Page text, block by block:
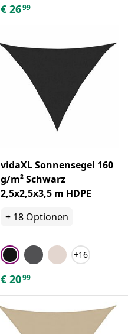
€ 2699
vidaXL Sonnensegel 160
g/m² Schwarz
2,5x2,5x3,5 m HDPE
+ 18 Optionen
+16
€ 2099